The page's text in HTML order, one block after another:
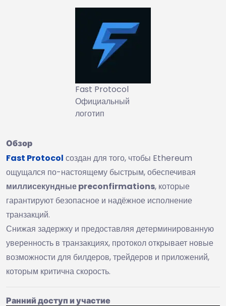
Fast Protocol
Официальный
логотип
Обзор
Fast Protocol создан для того, чтобы Ethereum
ощущался по-настоящему быстрым, обеспечивая
миллисекундные preconfirmations, которые
гарантируют безопасное и надёжное исполнение
транзакций.
Снижая задержку и предоставляя детерминированную
уверенность в транзакциях, протокол открывает новые
возможности для билдеров, трейдеров и приложений,
которым критична скорость.
Ранний доступ и участие